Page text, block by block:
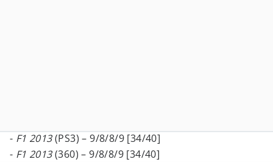
- F1 2013(PS3) – 9/8/8/9 [34/40]
- F1 2013(360) – 9/8/8/9 [34/40]